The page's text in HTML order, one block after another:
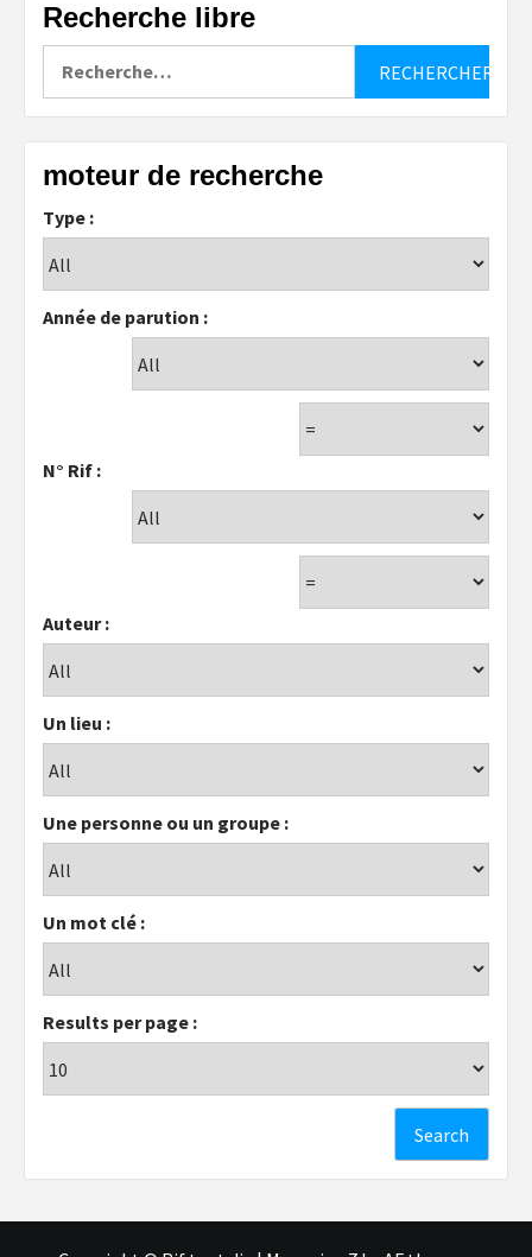
Recherche libre
moteur de recherche
Type :
Année de parution :
N° Rif :
Auteur :
Un lieu :
Une personne ou un groupe :
Un mot clé :
Results per page :